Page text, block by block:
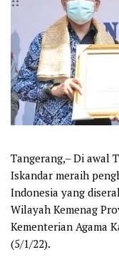
Tangerang,– Di awal
Iskandar meraih
Indonesia yang
Wilayah Kemenag
Kementerian Agama
(5/1/22).